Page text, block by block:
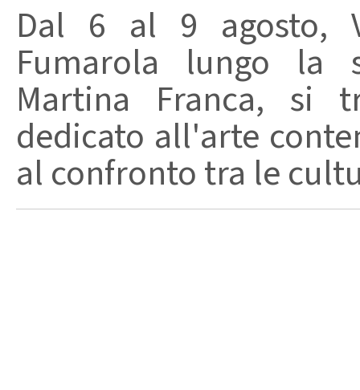
Dal 6 al 9 agosto,
Fumarola lungo la
Martina Franca, si
dedicato all'arte
al confronto tra le